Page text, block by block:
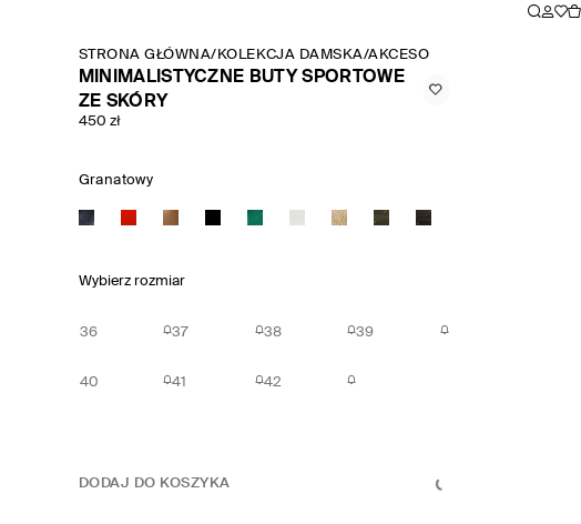
STRONA GŁÓWNA/ KOLEKCJA DAMSKA/AKCESORIA I DODATKI
MINIMALISTYCZNE BUTY SPORTOWE
ZE SKÓRY
450 zł
Granatowy
Wybierz rozmiar
36 37 38 39
40 41 42
DODAJ DO KOSZYKA